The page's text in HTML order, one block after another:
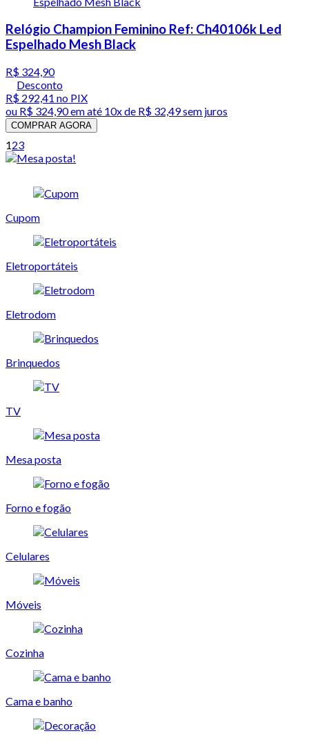
Relógio Champion Feminino Ref: Ch40106k Led
Espelhado Mesh Black
R$ 324,90
Desconto
R$ 292,41 no PIX
ou R$ 324,90em até 10x de R$ 32,49 sem juros
COMPRAR AGORA
123
Cupom
Eletroportáteis
Eletrodom
Brinquedos
TV
Mesa posta
Forno e fogão
Celulares
Móveis
Cozinha
Cama e banho